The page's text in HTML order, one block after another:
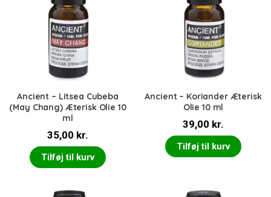
Ancient – Litsea Cubeba
(May Chang) Æterisk Olie 10
ml
35,00 kr.
Tilføj til kurv
Ancient – Koriander Æterisk
Olie 10 ml
39,00 kr.
Tilføj til kurv